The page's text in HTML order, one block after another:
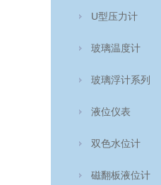
U型压力计
玻璃温度计
玻璃浮计系列
液位仪表
双色水位计
磁翻板液位计